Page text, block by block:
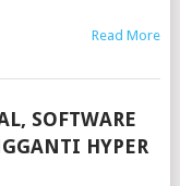
Read More
SOFTWARE
HYPER